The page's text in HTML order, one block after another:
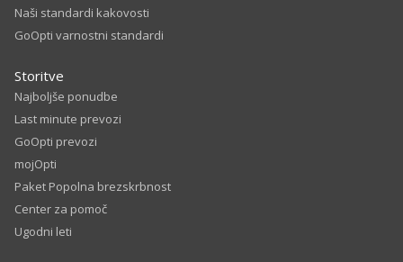
Naši standardi kakovosti
GoOpti varnostni standardi
Storitve
Najboljše ponudbe
Last minute prevozi
GoOpti prevozi
mojOpti
Paket Popolna brezskrbnost
Center za pomoč
Ugodni leti